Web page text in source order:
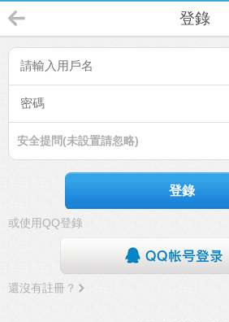
登錄
安全提問(未設置請忽略)
登錄
或使用QQ登錄
還沒有註冊？